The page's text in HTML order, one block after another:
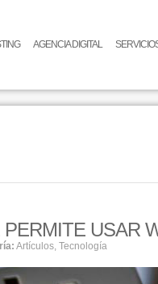
AGENCIA DIGITAL
USAR
Artículos, Tecnología